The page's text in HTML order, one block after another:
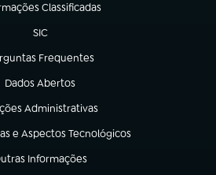
Classificadas
em nova aba)
SIC
(abre em nova aba)
Frequentes
em nova aba)
Dados Abertos
(abre em nova aba)
Administrativas
em nova aba)
e Aspectos Tecnológicos
aba)
Informações
em nova aba)